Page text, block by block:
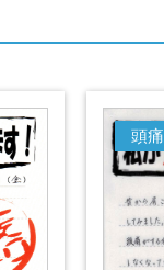
頭痛